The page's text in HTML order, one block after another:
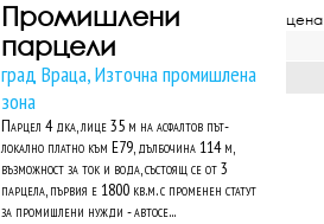
Промишлени
парцели
град Враца, Източна промишлена
зона
Парцел 4 дка, лице 35 м на асфалтов път-
локално платно към Е79, дълбочина 114 м,
възможност за ток и вода, състоящ се от 3
парцела, първия е 1800 кв.м. с променен статут
за промишлени нужди - автосе...
цена